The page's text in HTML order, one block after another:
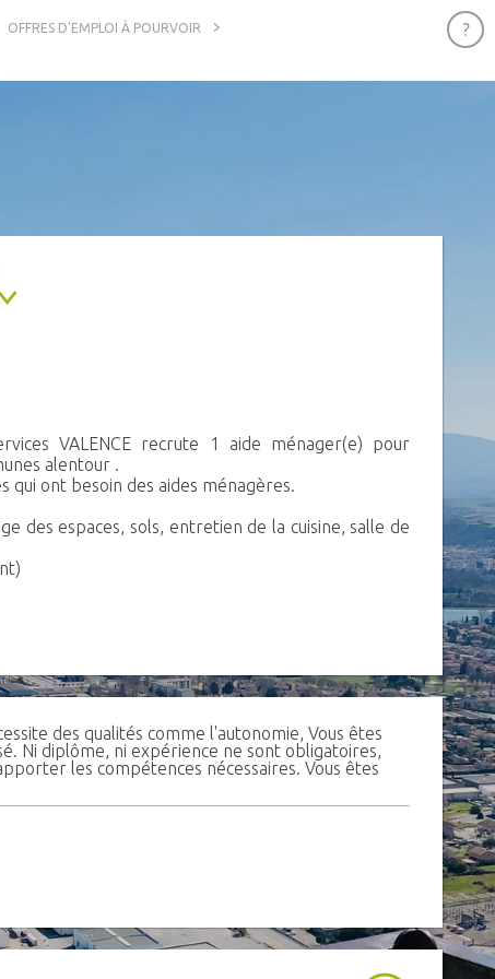
OFFRES D'EMPLOI À POURVOIR
VALENCE recrute 1 aide ménager(e) pour
alentour .
qui ont besoin des aides ménagères.
des espaces, sols, entretien de la cuisine, salle de
des qualités comme l'autonomie, Vous êtes
Ni diplôme, ni expérience ne sont obligatoires,
les compétences nécessaires. Vous êtes